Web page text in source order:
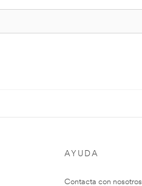
AYUDA
Contacta con nosotros